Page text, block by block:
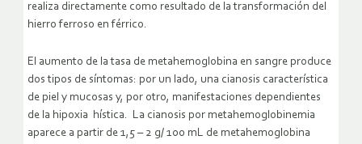
realiza directamente como resultado de la transformación del
hierro ferroso en férrico.
El aumento de la tasa de metahemoglobina en sangre produce
dos tipos de síntomas: por un lado, una cianosis característica
de piel y mucosas y, por otro, manifestaciones dependientes
de la hipoxia hística. La cianosis por metahemoglobinemia
aparece a partir de 1,5 – 2 g/ 100 mL de metahemoglobina